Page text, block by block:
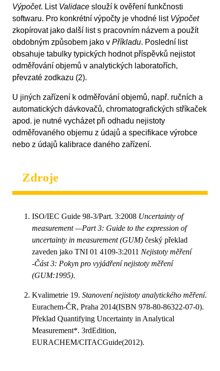
Výpočet. List Validace slouží k ověření funkčnosti
softwaru. Pro konkrétní výpočty je vhodné list Výpočet
zkopírovat jako další list s pracovním názvem a použít
obdobným způsobem jako v Příkladu. Poslední list
obsahuje tabulky typických hodnot příspěvků nejistot
odměřování objemů v analytických laboratořích,
převzaté zodkazu (2).
U jiných zařízení k odměřování objemů, např. ručních a
automatických dávkovačů, chromatografických stříkaček
apod. je nutné vycházet při odhadu nejistoty
odměřovaného objemu z údajů a specifikace výrobce
nebo z údajů kalibrace daného zařízení.
Zdroje
ISO/IEC Guide 98-3/Part. 3:2008 Uncertainty of
measurement —Part 3: Guide to the expression of
uncertainty in measurement (GUM) český překlad
zaveden jako TNI 01 4109-3:2011 Nejistoty měření
-Část 3: Pokyn pro vyjádření nejistoty měření
(GUM:1995).
Kvalimetrie 19. Stanovení nejistoty analytického měření.
Eurachem-ČR, Praha 2014(ISBN 978-80-86322-07-0).
Překlad Quantifying Uncertainty in Analytical
Measurement*. 3rdEdition,
EURACHEM/CITACGuide(2012).